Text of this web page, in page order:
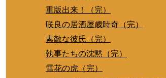
重版出来！（完）
咲良の居酒屋歳時奇（完）
素敵な彼氏（完）
執事たちの沈黙（完）
雪花の虎（完）